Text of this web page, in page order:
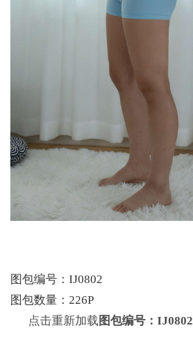
图包编号：IJ0802
图包数量：226P
点击重新加载 图包编号：IJ0802